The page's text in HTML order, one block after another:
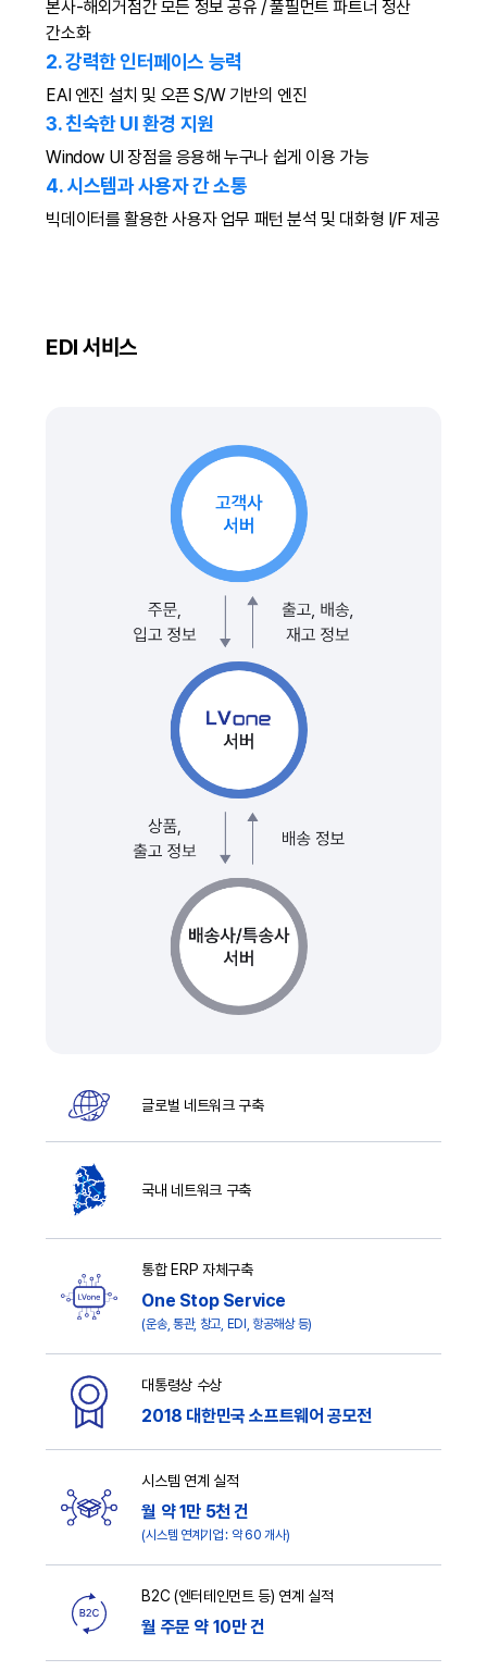
본사-해외거점간 모든 정보 공유 / 풀필먼트 파트너 정산
간소화
2. 강력한 인터페이스 능력
EAI 엔진 설치 및 오픈 S/W 기반의 엔진
3. 친숙한 UI 환경 지원
Window UI 장점을 응용해 누구나 쉽게 이용 가능
4. 시스템과 사용자 간 소통
빅데이터를 활용한 사용자 업무 패턴 분석 및 대화형 I/F 제공
EDI 서비스
글로벌 네트워크 구축
국내 네트워크 구축
통합 ERP 자체구축
One Stop Service
(운송, 통관, 창고, EDI, 항공해상 등)
대통령상 수상
2018 대한민국 소프트웨어 공모전
시스템 연계 실적
월 약 1만 5천 건
(시스템 연계기업 : 약 60 개사)
B2C (엔터테인먼트 등) 연계 실적
월 주문 약 10만 건